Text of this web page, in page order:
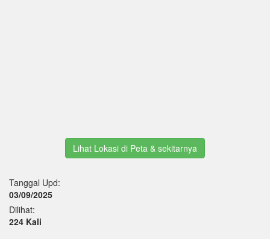
Lihat Lokasi di Peta & sekitarnya
Tanggal Upd:
03/09/2025
Dilihat:
224 Kali